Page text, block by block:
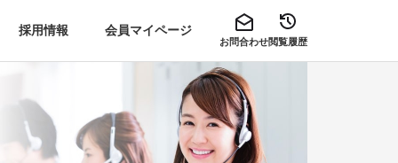
採用情報 会員マイページ
お問合わせ閲覧履歴